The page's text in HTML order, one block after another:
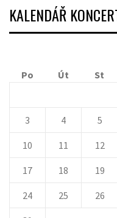
KALENDÁŘ
Po
Út St
3 4 5
10 11 12
17 18 19
24 25 26